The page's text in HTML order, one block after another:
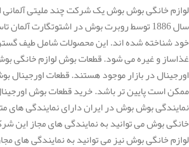
لوازم خانگی بوش بوش یک شرکت چند ملیتی آلمانی
سال 1886 توسط روبرت بوش در اشتوتگارت
خود شناخته شده اند. این محصولات شامل طیف
غذاساز و غیره می شود. قطعات بوش لوازم خانگی
اورجینال در بازار موجود هستند. قطعات اورجینال
ممکن است پایین تر باشد. خرید قطعات بوش
نمایندگی بوش بوش در ایران دارای نمایندگی های
خانگی بوش می توانید به نمایندگی های مجاز این
لوازم خانگی بوش نیز می توانید به نمایندگی های